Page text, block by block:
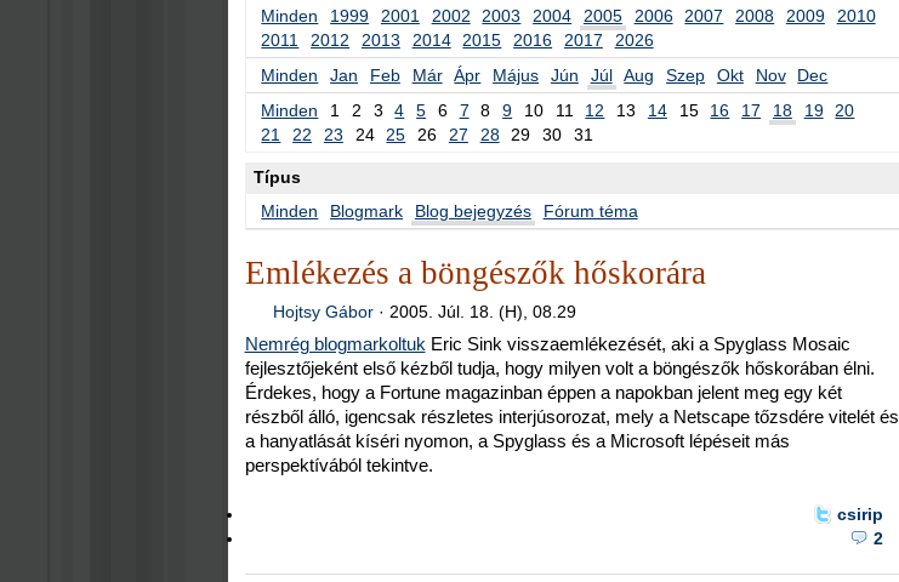
Minden
1999 2001 2002 2003 2004 2005 2006 2007 2008 2009
2010
2011
2012 2013 2014 2015 2016 2017
2026
Minden
Jan Feb Már Ápr Május Jún Júl Aug Szep Okt Nov
Dec
Minden
1 2 3 4 5 6 7 8 9 10 11 12 13 14 15 16 17 18 19
20
21
22 23 24 25 26 27 28 29 30 31
Típus
Minden
Blogmark Blog bejegyzés Fórum téma
Emlékezés a böngészők hőskorára
Hojtsy Gábor ·2005. Júl. 18. (H), 08.29
Nemrég blogmarkoltukEric Sink visszaemlékezését, aki a Spyglass Mosaic
fejlesztőjeként első kézből tudja, hogy milyen volt a böngészők hőskorában élni.
Érdekes, hogy a Fortune magazinban éppen a napokban jelent meg egy két
részből álló, igencsak részletes interjúsorozat, mely a Netscape tőzsdére vitelét és
a hanyatlását kíséri nyomon, a Spyglass és a Microsoft lépéseit más
perspektívából tekintve.
csirip
2